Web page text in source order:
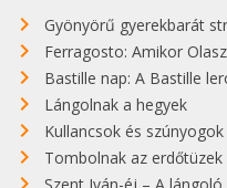
Gyönyörű gyerekbarát strandok
Ferragosto: Amikor
Bastille nap: A Bastille
Lángolnak a hegyek
Kullancsok és
Tombolnak az erdőtüzek
Szent Iván-éj – A